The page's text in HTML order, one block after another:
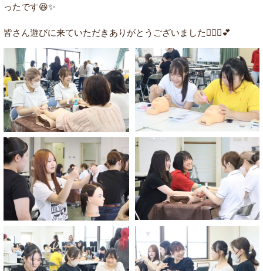
ったです😆✨
皆さん遊びに来ていただきありがとうございました🙇🏻‍♀️💕